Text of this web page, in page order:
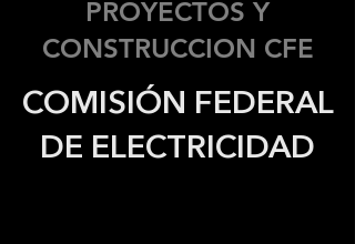
PROYECTOS Y
CONSTRUCCION CFE
COMISIÓN FEDERAL
DE ELECTRICIDAD